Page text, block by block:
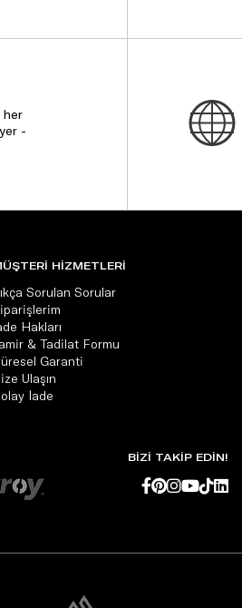
her
-
HİZMETLERİ
Sorulan Sorular
Hakları
& Tadilat Formu
Garanti
Ulaşın
İade
BİZİ TAKİP EDİN!